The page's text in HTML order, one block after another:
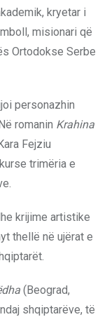
kryetar i
misionari që
Ortodokse Serbe
personazhin
romanin Krahina
Fejziu
trimëria e
krijime artistike
thellë në ujërat e
(Beograd,
shqiptarëve, të